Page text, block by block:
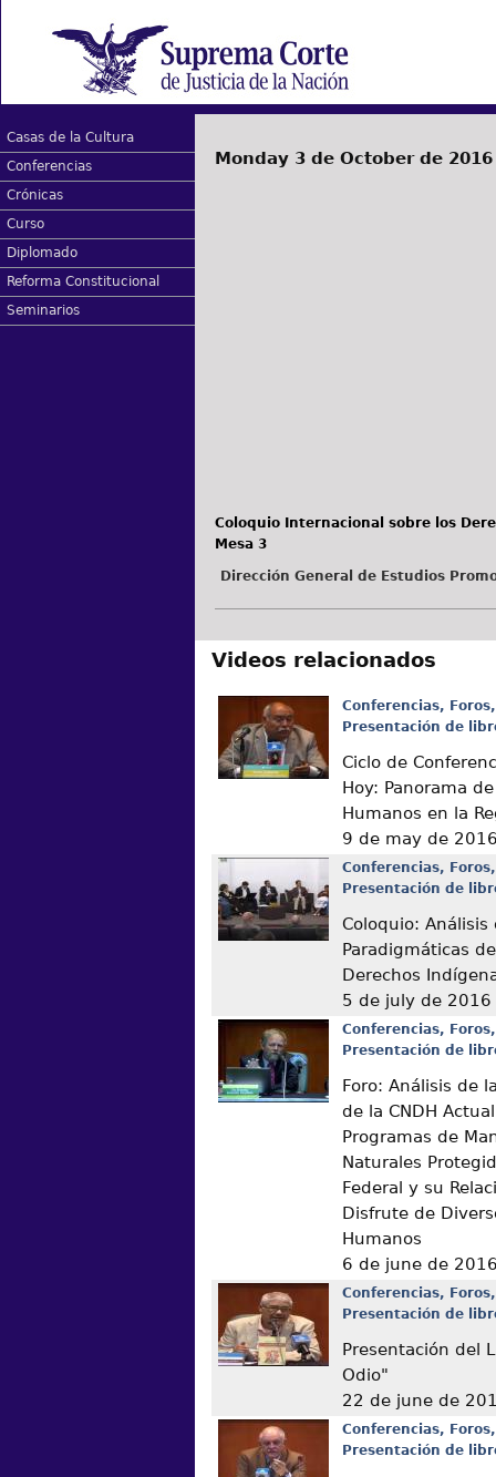
Casas de la Cultura
Conferencias
Crónicas
Curso
Diplomado
Reforma Constitucional
Seminarios
Monday 3 de October de 2016
Coloquio Internacional sobre los
Mesa 3
Dirección General de Estudios
Videos relacionados
Conferencias,
Presentación de
Ciclo de
Hoy: Panorama
Humanos en la
9 de may de
Conferencias,
Presentación de
Coloquio: Análisis
Paradigmáticas
Derechos
5 de july de 2016
Conferencias,
Presentación de
Foro: Análisis de
de la CNDH
Programas de
Naturales
Federal y su
Disfrute de
Humanos
6 de june de
Conferencias,
Presentación de
Presentación del
Odio"
22 de june de
Conferencias,
Presentación de